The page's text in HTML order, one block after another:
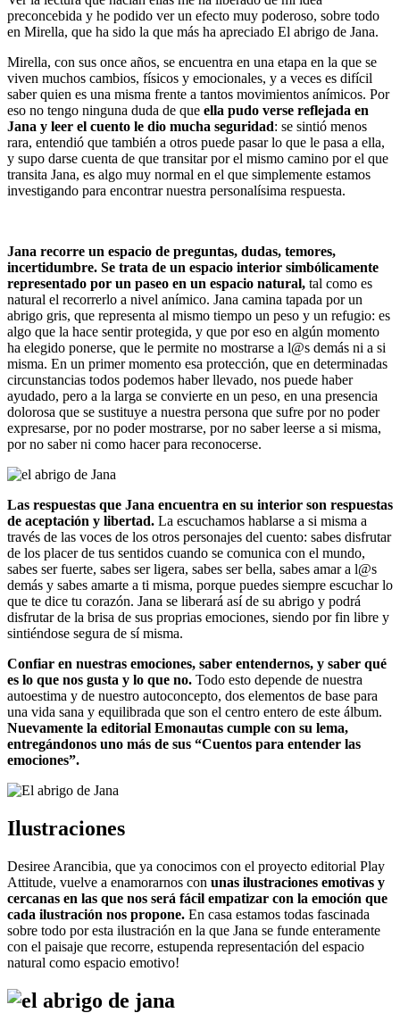
preconcebida y he podido ver un efecto muy poderoso, sobre todo
en Mirella, que ha sido la que más ha apreciado El abrigo de Jana.
Mirella, con sus once años, se encuentra en una etapa en la que se
viven muchos cambios, físicos y emocionales, y a veces es difícil
saber quien es una misma frente a tantos movimientos anímicos. Por
eso no tengo ninguna duda de que ella pudo verse reflejada en
Jana y leer el cuento le dio mucha seguridad: se sintió menos
rara, entendió que también a otros puede pasar lo que le pasa a ella,
y supo darse cuenta de que transitar por el mismo camino por el que
transita Jana, es algo muy normal en el que simplemente estamos
investigando para encontrar nuestra personalísima respuesta.
Jana recorre un espacio de preguntas, dudas, temores,
incertidumbre. Se trata de un espacio interior simbólicamente
representado por un paseo en un espacio natural, tal como es
natural el recorrerlo a nivel anímico. Jana camina tapada por un
abrigo gris, que representa al mismo tiempo un peso y un refugio: es
algo que la hace sentir protegida, y que por eso en algún momento
ha elegido ponerse, que le permite no mostrarse a l@s demás ni a si
misma. En un primer momento esa protección, que en determinadas
circunstancias todos podemos haber llevado, nos puede haber
ayudado, pero a la larga se convierte en un peso, en una presencia
dolorosa que se sustituye a nuestra persona que sufre por no poder
expresarse, por no poder mostrarse, por no saber leerse a si misma,
por no saber ni como hacer para reconocerse.
Las respuestas que Jana encuentra en su interior son respuestas
de aceptación y libertad. La escuchamos hablarse a si misma a
través de las voces de los otros personajes del cuento: sabes disfrutar
de los placer de tus sentidos cuando se comunica con el mundo,
sabes ser fuerte, sabes ser ligera, sabes ser bella, sabes amar a l@s
demás y sabes amarte a ti misma, porque puedes siempre escuchar lo
que te dice tu corazón. Jana se liberará así de su abrigo y podrá
disfrutar de la brisa de sus proprias emociones, siendo por fin libre y
sintiéndose segura de sí misma.
Confiar en nuestras emociones, saber entendernos, y saber qué
es lo que nos gusta y lo que no. Todo esto depende de nuestra
autoestima y de nuestro autoconcepto, dos elementos de base para
una vida sana y equilibrada que son el centro entero de este álbum.
Nuevamente la editorial Emonautas cumple con su lema,
entregándonos uno más de sus “Cuentos para entender las
emociones”.
Ilustraciones
Desiree Arancibia, que ya conocimos con el proyecto editorial Play
Attitude, vuelve a enamorarnos con unas ilustraciones emotivas y
cercanas en las que nos será fácil empatizar con la emoción que
cada ilustración nos propone. En casa estamos todas fascinada
sobre todo por esta ilustración en la que Jana se funde enteramente
con el paisaje que recorre, estupenda representación del espacio
natural como espacio emotivo!